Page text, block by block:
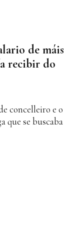
de máis
recibir do
concelleiro e o
que se buscaba